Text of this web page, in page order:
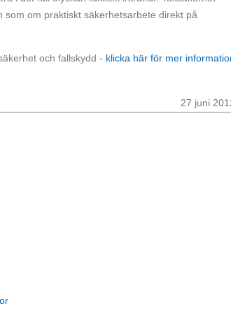
om praktiskt säkerhetsarbete direkt på
och fallskydd - klicka här för mer
27 juni